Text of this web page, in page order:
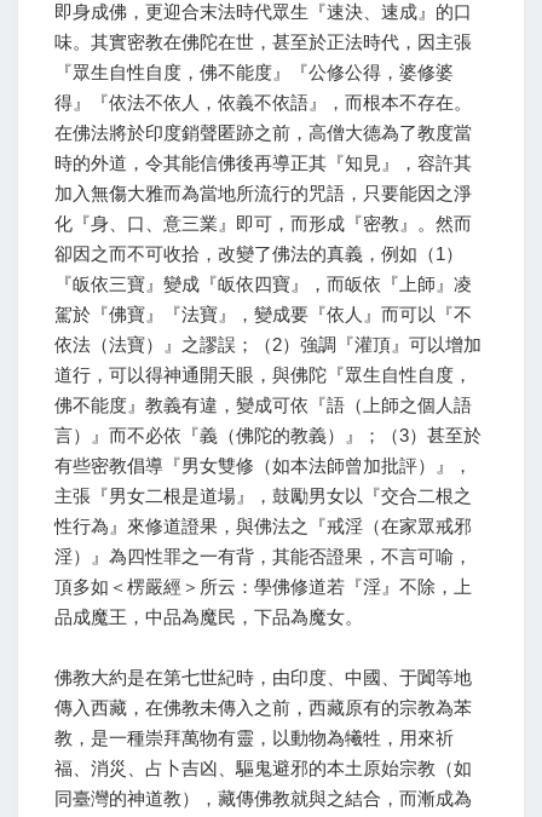
即身成佛，更迎合末法時代眾生『速決、速成』的口
味。其實密教在佛陀在世，甚至於正法時代，因主張
『眾生自性自度，佛不能度』『公修公得，婆修婆
得』『依法不依人，依義不依語』，而根本不存在。
在佛法將於印度銷聲匿跡之前，高僧大德為了教度當
時的外道，令其能信佛後再導正其『知見』，容許其
加入無傷大雅而為當地所流行的咒語，只要能因之淨
化『身、口、意三業』即可，而形成『密教』。然而
卻因之而不可收拾，改變了佛法的真義，例如（1）
『皈依三寶』變成『皈依四寶』，而皈依『上師』凌
駕於『佛寶』『法寶』，變成要『依人』而可以『不
依法（法寶）』之謬誤；（2）強調『灌頂』可以增加
道行，可以得神通開天眼，與佛陀『眾生自性自度，
佛不能度』教義有違，變成可依『語（上師之個人語
言）』而不必依『義（佛陀的教義）』；（3）甚至於
有些密教倡導『男女雙修（如本法師曾加批評）』，
主張『男女二根是道場』，鼓勵男女以『交合二根之
性行為』來修道證果，與佛法之『戒淫（在家眾戒邪
淫）』為四性罪之一有背，其能否證果，不言可喻，
頂多如＜楞嚴經＞所云：學佛修道若『淫』不除，上
品成魔王，中品為魔民，下品為魔女。
佛教大約是在第七世紀時，由印度、中國、于闐等地
傳入西藏，在佛教未傳入之前，西藏原有的宗教為苯
教，是一種崇拜萬物有靈，以動物為犧牲，用來祈
福、消災、占卜吉凶、驅鬼避邪的本土原始宗教（如
同臺灣的神道教），藏傳佛教就與之結合，而漸成為